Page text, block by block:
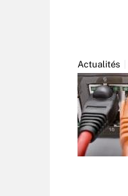
Actualités